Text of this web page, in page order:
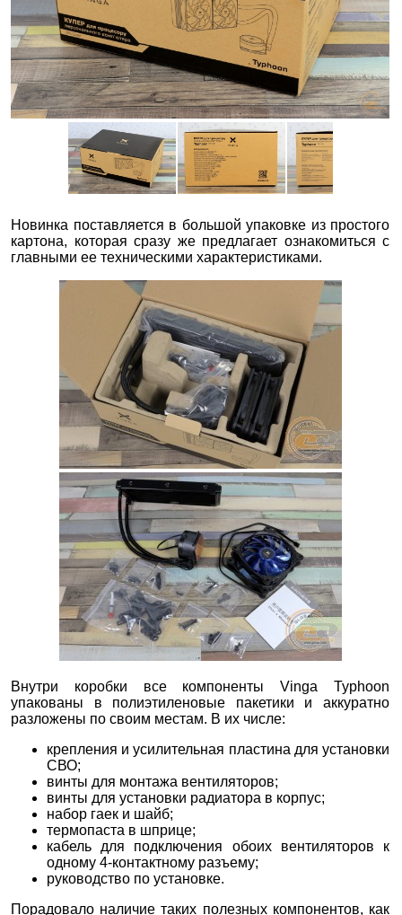
Новинка поставляется в большой упаковке из простого
картона, которая сразу же предлагает ознакомиться с
главными ее техническими характеристиками.
Внутри коробки все компоненты Vinga Typhoon
упакованы в полиэтиленовые пакетики и аккуратно
разложены по своим местам. В их числе:
крепления и усилительная пластина для установки
СВО;
винты для монтажа вентиляторов;
винты для установки радиатора в корпус;
набор гаек и шайб;
термопаста в шприце;
кабель для подключения обоих вентиляторов к
одному 4-контактному разъему;
руководство по установке.
Порадовало наличие таких полезных компонентов, как